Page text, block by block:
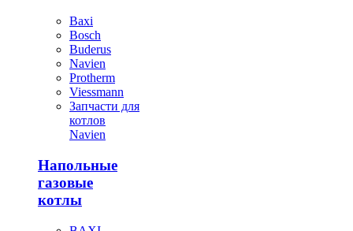
Baxi
Bosch
Buderus
Navien
Protherm
Viessmann
Запчасти для
котлов
Navien
Напольные
газовые
котлы